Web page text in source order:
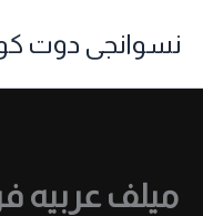
نسوانجى دوت
ميلف عربيه